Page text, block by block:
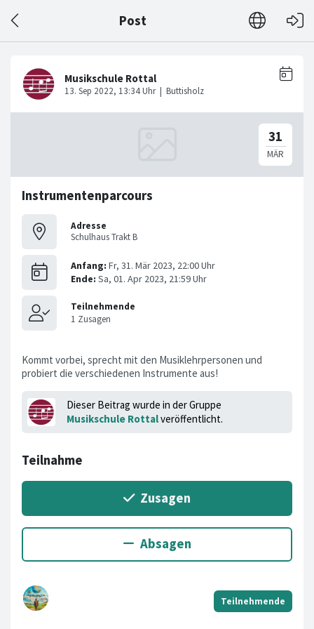
Post
Instrumentenparcours
Adresse
Schulhaus Trakt B
Kommt vorbei, sprecht mit den Musiklehrpersonen und
probiert die verschiedenen Instrumente aus!
Dieser Beitrag wurde in der Gruppe
Musikschule Rottalveröffentlicht.